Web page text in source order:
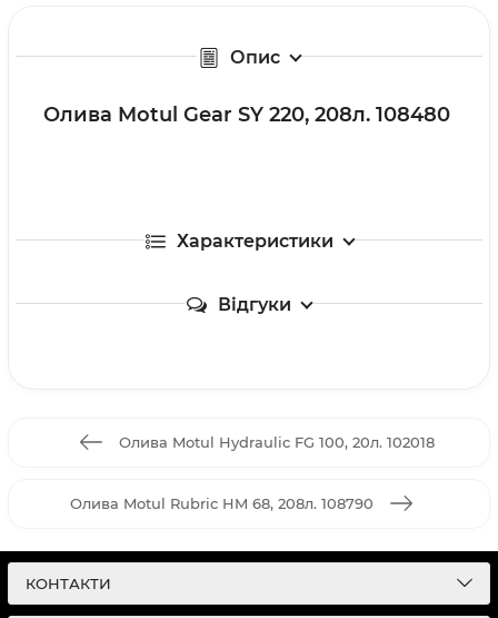
Опис
Олива Motul Gear SY 220, 208л. 108480
Характеристики
Відгуки
Олива Motul Hydraulic FG 100, 20л. 102018
Олива Motul Rubric HM 68, 208л. 108790
КОНТАКТИ